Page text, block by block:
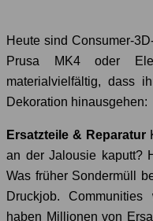
Heute sind Consumer-
Prusa MK4 oder
materialvielfältig, dass
Dekoration hinausgehen:
Ersatzteile & Reparatur
an der Jalousie kaputt?
Was früher Sondermüll
Druckjob.
haben Millionen von